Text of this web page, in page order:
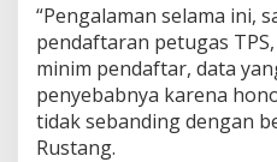
“Pengalaman selama ini,
pendaftaran petugas
minim pendaftar, data
penyebabnya karena
tidak sebanding dengan
Rustang.